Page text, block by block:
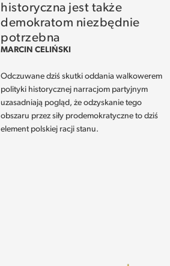
historyczna jest także
demokratom niezbędnie
potrzebna
MARCIN CELIŃSKI
Odczuwane dziś skutki oddania walkowerem
polityki historycznej narracjom partyjnym
uzasadniają pogląd, że odzyskanie tego
obszaru przez siły prodemokratyczne to dziś
element polskiej racji stanu.